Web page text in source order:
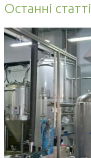
Останні статті